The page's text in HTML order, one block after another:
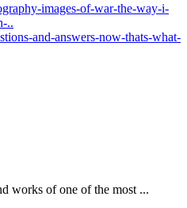
images-of-war-the-way-i-
..
and-answers-now-thats-what-
works of one of the most ...